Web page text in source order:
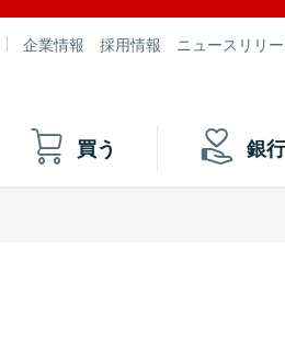
企業情報 採用情報 ニュースリリ
買う 銀